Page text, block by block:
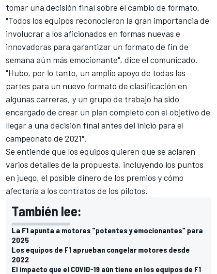
tomar una decisión final sobre el cambio de formato.
"Todos los equipos reconocieron la gran importancia de
involucrar a los aficionados en formas nuevas e
innovadoras para garantizar un formato de fin de
semana aún más emocionante", dice el comunicado.
"Hubo, por lo tanto, un amplio apoyo de todas las
partes para un nuevo formato de clasificación en
algunas carreras, y un grupo de trabajo ha sido
encargado de crear un plan completo con el objetivo de
llegar a una decisión final antes del inicio para el
campeonato de 2021".
Se entiende que los equipos quieren que se aclaren
varios detalles de la propuesta, incluyendo los puntos
en juego, el posible dinero de los premios y cómo
afectaría a los contratos de los pilotos.
También lee:
La F1 apunta a motores "potentes y emocionantes" para
2025
Los equipos de F1 aprueban congelar motores desde
2022
El impacto que el COVID-19 aún tiene en los equipos de F1